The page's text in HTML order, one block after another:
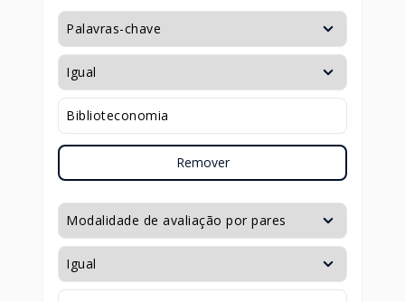
Remover